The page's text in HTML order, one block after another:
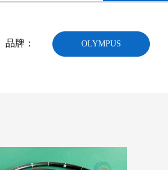
品牌： OLYMPUS